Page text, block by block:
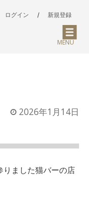
ログイン / 新規登録
MENU
2026年1月14日
りました猫バーの店